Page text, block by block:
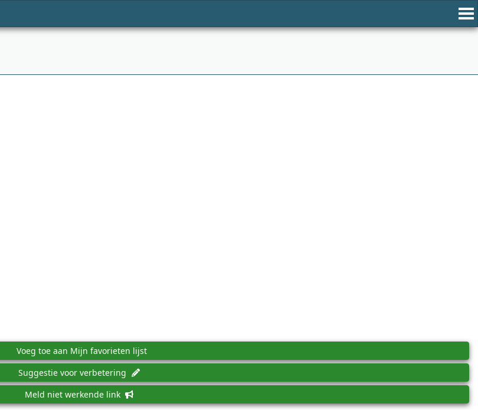
Voeg toe aan Mijn favorieten lijst
Suggestie voor verbetering
Meld niet werkende link